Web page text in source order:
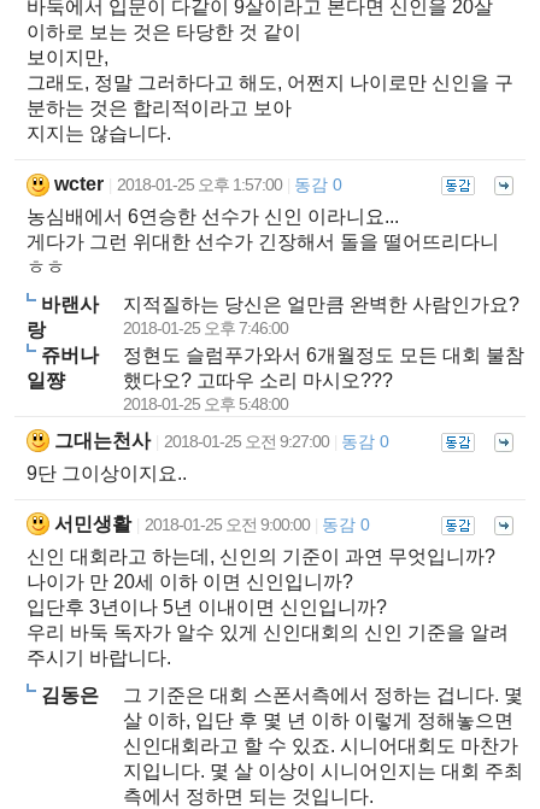
바둑에서 입문이 다같이 9살이라고 본다면 신인을 20살
이하로 보는 것은 타당한 것 같이
보이지만,
그래도, 정말 그러하다고 해도, 어쩐지 나이로만 신인을 구
분하는 것은 합리적이라고 보아
지지는 않습니다.
wcter 2018-01-25 오후 1:57:00 동감 0
농심배에서 6연승한 선수가 신인 이라니요...
게다가 그런 위대한 선수가 긴장해서 돌을 떨어뜨리다니
ㅎㅎ
바랜사
랑
지적질하는 당신은 얼만큼 완벽한 사람인가요?
2018-01-25 오후 7:46:00
쥬버나
일쨩
정현도 슬럼푸가와서 6개월정도 모든 대회 불참
했다오? 고따우 소리 마시오???
2018-01-25 오후 5:48:00
그대는천사 2018-01-25 오전 9:27:00 동감 0
9단 그이상이지요..
서민생활 2018-01-25 오전 9:00:00 동감 0
신인 대회라고 하는데, 신인의 기준이 과연 무엇입니까?
나이가 만 20세 이하 이면 신인입니까?
입단후 3년이나 5년 이내이면 신인입니까?
우리 바둑 독자가 알수 있게 신인대회의 신인 기준을 알려
주시기 바랍니다.
김동은
그 기준은 대회 스폰서측에서 정하는 겁니다. 몇
살 이하, 입단 후 몇 년 이하 이렇게 정해놓으면
신인대회라고 할 수 있죠. 시니어대회도 마찬가
지입니다. 몇 살 이상이 시니어인지는 대회 주최
측에서 정하면 되는 것입니다.